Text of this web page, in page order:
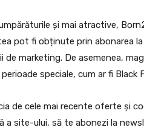
și mai atractive,
pot fi obținute prin abonarea
de marketing. De asemenea,
speciale, cum ar fi Black
de cele mai recente oferte și
a site-ului, să te abonezi la